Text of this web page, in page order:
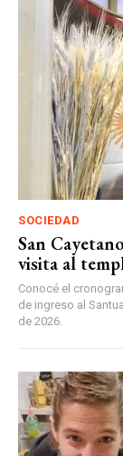
SOCIEDAD
San
visita al
Conocé el
de ingreso al
de 2026.